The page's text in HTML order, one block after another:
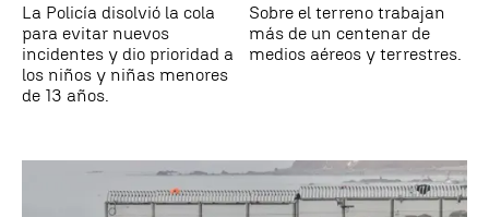
La Policía disolvió la cola
para evitar nuevos
incidentes y dio prioridad a
los niños y niñas menores
de 13 años.
Sobre el terreno trabajan
más de un centenar de
medios aéreos y terrestres.